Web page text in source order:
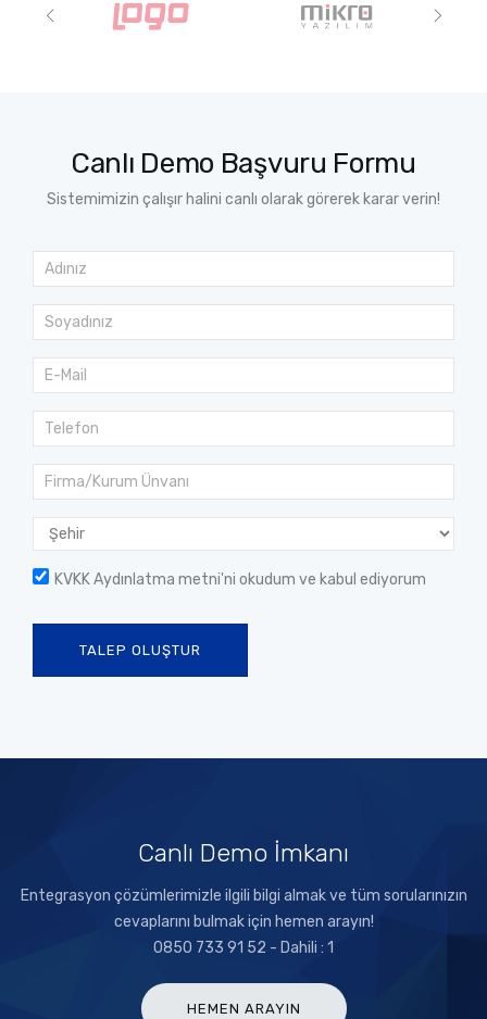
Canlı Demo Başvuru Formu
Sistemimizin çalışır halini canlı olarak görerek karar verin!
KVKK Aydınlatma metni'ni okudum ve kabul ediyorum
TALEP OLUŞTUR
Canlı Demo İmkanı
Entegrasyon çözümlerimizle ilgili bilgi almak ve tüm sorularınızın
cevaplarını bulmak için hemen arayın!
0850 733 91 52 - Dahili : 1
HEMEN ARAYIN